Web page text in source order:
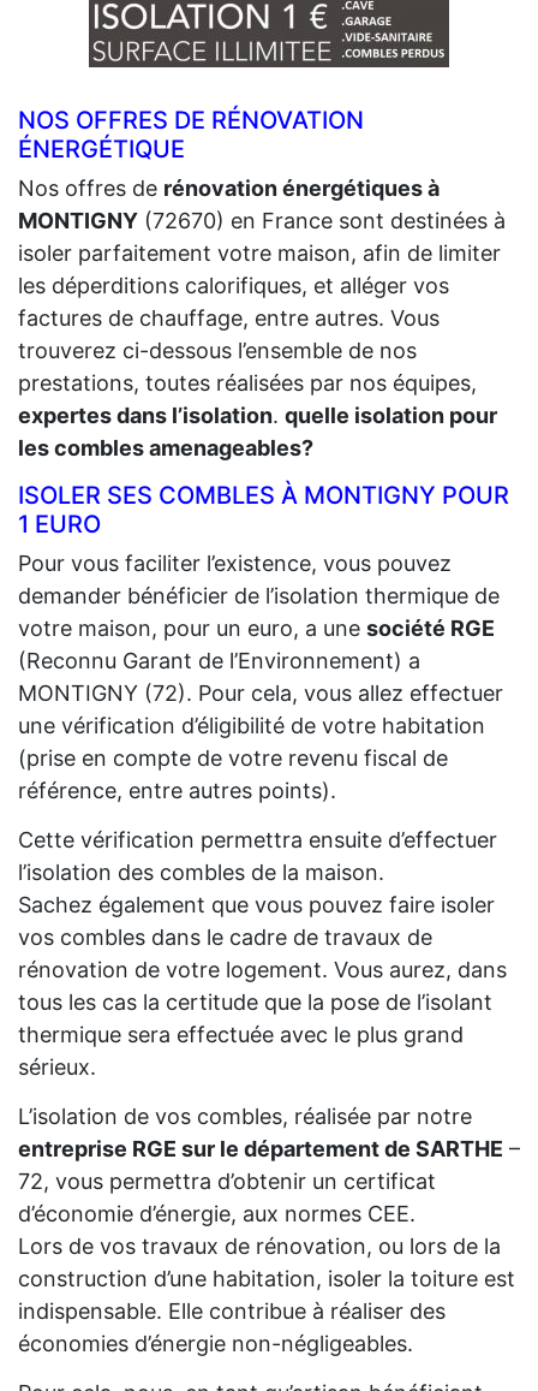
NOS OFFRES DE RÉNOVATION
ÉNERGÉTIQUE
Nos offres de rénovation énergétiques à
MONTIGNY (72670) en France sont destinées à
isoler parfaitement votre maison, afin de limiter
les déperditions calorifiques, et alléger vos
factures de chauffage, entre autres. Vous
trouverez ci-dessous l’ensemble de nos
prestations, toutes réalisées par nos équipes,
expertes dans l’isolation. quelle isolation pour
les combles amenageables?
ISOLER SES COMBLES À MONTIGNY POUR
1 EURO
Pour vous faciliter l’existence, vous pouvez
demander bénéficier de l’isolation thermique de
votre maison, pour un euro, a une société RGE
(Reconnu Garant de l’Environnement) a
MONTIGNY (72). Pour cela, vous allez effectuer
une vérification d’éligibilité de votre habitation
(prise en compte de votre revenu fiscal de
référence, entre autres points).
Cette vérification permettra ensuite d’effectuer
l’isolation des combles de la maison.
Sachez également que vous pouvez faire isoler
vos combles dans le cadre de travaux de
rénovation de votre logement. Vous aurez, dans
tous les cas la certitude que la pose de l’isolant
thermique sera effectuée avec le plus grand
sérieux.
L’isolation de vos combles, réalisée par notre
entreprise RGE sur le département de SARTHE –
72, vous permettra d’obtenir un certificat
d’économie d’énergie, aux normes CEE.
Lors de vos travaux de rénovation, ou lors de la
construction d’une habitation, isoler la toiture est
indispensable. Elle contribue à réaliser des
économies d’énergie non-négligeables.